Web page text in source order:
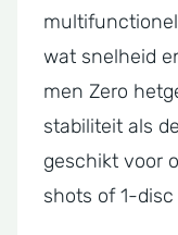
wat snelheid
men Zero
stabiliteit als
geschikt voor
shots of 1-disc